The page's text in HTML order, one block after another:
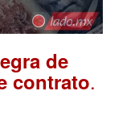
de
contrato.